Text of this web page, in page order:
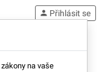
person Přihlásit se
na vaše